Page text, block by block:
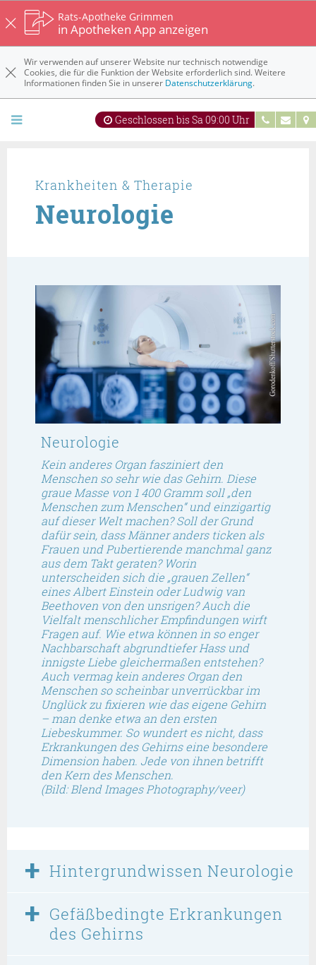
Rats-Apotheke Grimmen
in Apotheken App anzeigen
Wir verwenden auf unserer Website nur technisch notwendige
Cookies, die für die Funktion der Website erforderlich sind. Weitere
Informationen finden Sie in unserer Datenschutzerklärung.
Geschlossen bis Sa 09:00 Uhr
Krankheiten & Therapie
Neurologie
Neurologie
Kein anderes Organ fasziniert den
Menschen so sehr wie das Gehirn. Diese
graue Masse von 1 400 Gramm soll „den
Menschen zum Menschen“ und einzigartig
auf dieser Welt machen? Soll der Grund
dafür sein, dass Männer anders ticken als
Frauen und Pubertierende manchmal ganz
aus dem Takt geraten? Worin
unterscheiden sich die „grauen Zellen“
eines Albert Einstein oder Ludwig van
Beethoven von den unsrigen? Auch die
Vielfalt menschlicher Empfindungen wirft
Fragen auf. Wie etwa können in so enger
Nachbarschaft abgrundtiefer Hass und
innigste Liebe gleichermaßen entstehen?
Auch vermag kein anderes Organ den
Menschen so scheinbar unverrückbar im
Unglück zu fixieren wie das eigene Gehirn
– man denke etwa an den ersten
Liebeskummer. So wundert es nicht, dass
Erkrankungen des Gehirns eine besondere
Dimension haben. Jede von ihnen betrifft
den Kern des Menschen.
(Bild: Blend Images Photography/veer)
Hintergrundwissen Neurologie
Gefäßbedingte Erkrankungen
des Gehirns